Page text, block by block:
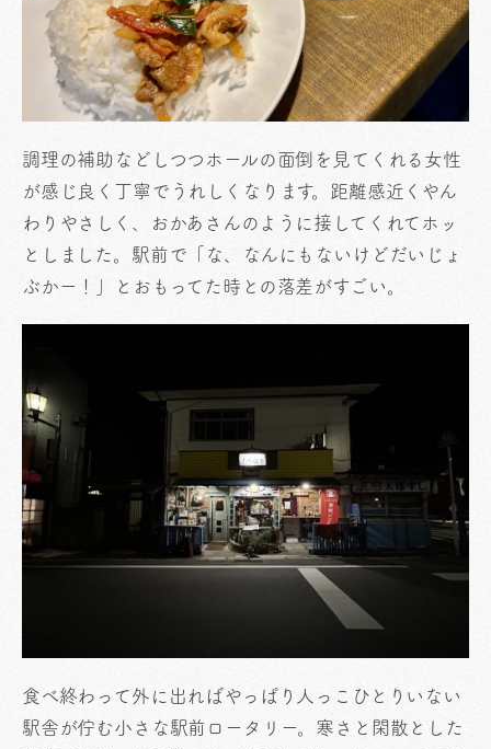
調理の補助などしつつホールの面倒を見てくれる女性
が感じ良く丁寧でうれしくなります。距離感近くやん
わりやさしく、おかあさんのように接してくれてホッ
としました。駅前で「な、なんにもないけどだいじょ
ぶかー！」とおもってた時との落差がすごい。
食べ終わって外に出ればやっぱり人っこひとりいない
駅舎が佇む小さな駅前ロータリー。寒さと閑散とした